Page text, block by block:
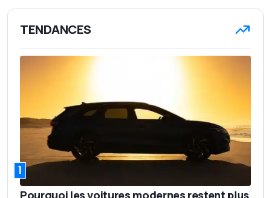
TENDANCES
1
Pourquoi les voitures modernes restent plus